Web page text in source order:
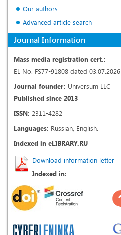
Our authors
Advanced article search
Journal Information
Mass media registration cert.:
EL No. FS77-91808 dated 03.07.2026
Journal founder: Universum LLC
Published since 2013
ISSN: 2311-4282
Languages: Russian, English.
Indexed in eLIBRARY.RU
Download information letter
Indexed in: